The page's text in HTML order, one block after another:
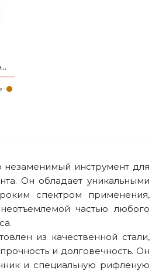
незаменимый инструмент для
Он обладает уникальными
спектром применения,
частью любого
из качественной стали,
и долговечность. Он
и специальную рифленую